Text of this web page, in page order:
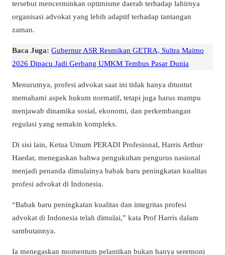
tersebut mencerminkan optimisme daerah terhadap lahirnya
organisasi advokat yang lebih adaptif terhadap tantangan
zaman.
Baca Juga: Gubernur ASR Resmikan GETRA, Sultra Maimo
2026 Dipacu Jadi Gerbang UMKM Tembus Pasar Dunia
Menurutnya, profesi advokat saat ini tidak hanya dituntut
memahami aspek hukum normatif, tetapi juga harus mampu
menjawab dinamika sosial, ekonomi, dan perkembangan
regulasi yang semakin kompleks.
Di sisi lain, Ketua Umum PERADI Profesional, Harris Arthur
Haedar, menegaskan bahwa pengukuhan pengurus nasional
menjadi penanda dimulainya babak baru peningkatan kualitas
profesi advokat di Indonesia.
“Babak baru peningkatan kualitas dan integritas profesi
advokat di Indonesia telah dimulai,” kata Prof Harris dalam
sambutannya.
Ia menegaskan momentum pelantikan bukan hanya seremoni